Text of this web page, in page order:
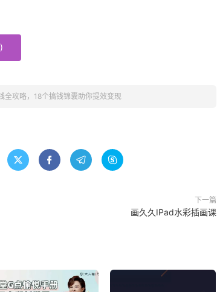
)
全攻略，18个搞钱锦囊助你提效变现
   
下一篇
画久久IPad水彩插画课